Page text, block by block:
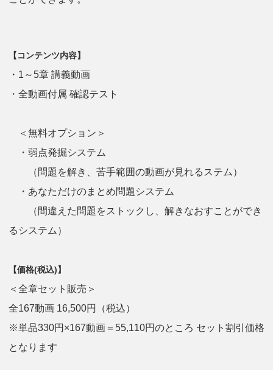
【コンテンツ内容】
・1～5章 講義動画
・全動画付属 確認テスト
＜無料オプション＞
・弱点発掘システム
（問題を解き、苦手範囲の動画が見れるステム）
・あなただけのまとめ問題システム
（間違えた問題をストックし、解きなおすことができ
るシステム）
【価格(税込)】
＜全章セット販売＞
全167動画 16,500円（税込）
※単品330円×167動画＝55,110円のところ セット割引価格
となります